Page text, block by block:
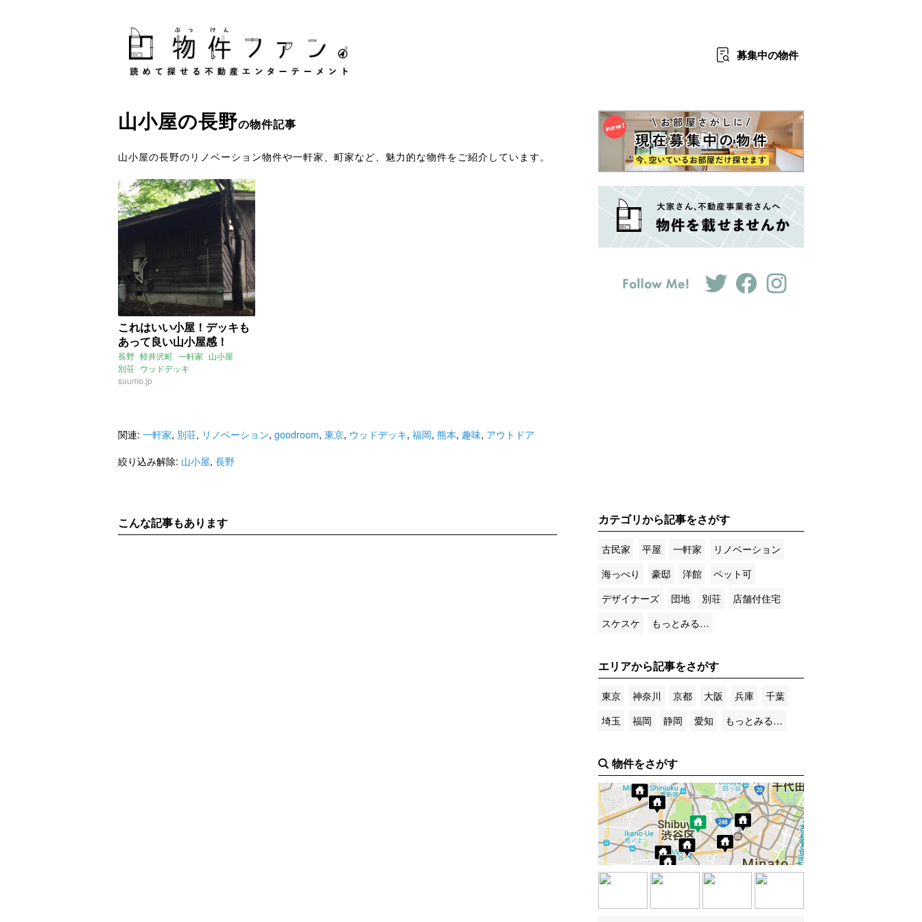
募集中の物件
山小屋の長野の物件記事
山小屋の長野のリノベーション物件や一軒家、町家など、魅力的な物件をご紹介しています。
これはいい小屋！デッキも
あって良い山小屋感！
長野 軽井沢町 一軒家 山小屋
別荘 ウッドデッキ
suumo.jp
関連: 一軒家, 別荘, リノベーション, goodroom, 東京, ウッドデッキ, 福岡, 熊本, 趣味, アウトドア
絞り込み解除: 山小屋, 長野
こんな記事もあります カテゴリから記事をさがす
古民家 平屋 一軒家
リノベーション
海っぺり
豪邸 洋館
ペット可
デザイナーズ
団地 別荘
店舗付住宅
スケスケ
もっとみる…
エリアから記事をさがす
東京 神奈川 京都 大阪 兵庫
千葉
埼玉
福岡 静岡 愛知 もっとみる…
物件をさがす